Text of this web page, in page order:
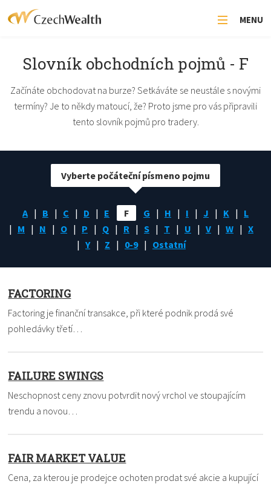
MENU
Slovník obchodních pojmů - F
Začínáte obchodovat na burze? Setkáváte se neustále s novými
termíny? Je to někdy matoucí, že? Proto jsme pro vás připravili
tento slovník pojmů pro tradery.
A B C D E F G H I J K
L
M
N O P Q R S T U V W
X
Y
Z 0-9 Ostatní
Vyberte počáteční písmeno pojmu
FACTORING
Factoring je finanční transakce, při které podnik prodá své
pohledávky třetí…
FAILURE SWINGS
Neschopnost ceny znovu potvrdit nový vrchol ve stoupajícím
trendu a novou…
FAIR MARKET VALUE
Cena, za kterou je prodejce ochoten prodat své akcie a kupující